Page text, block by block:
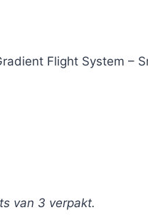
Flight System –
van 3 verpakt.